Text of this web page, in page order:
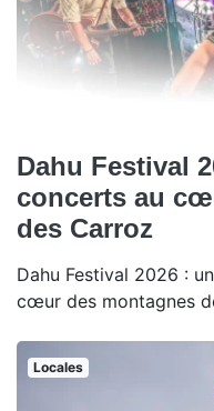
Dahu Festival
concerts au
des Carroz
Dahu Festival 2026 :
cœur des montagnes
Locales